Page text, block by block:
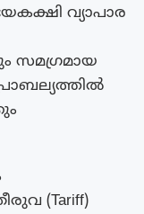
വ്യാപാര
സമഗ്രമായ
(Tariff)